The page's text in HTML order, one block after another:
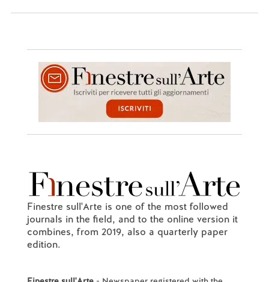
Finestre sull'Arte is one of the most followed
journals in the field, and to the online version it
combines, from 2019, also a quarterly paper
edition.